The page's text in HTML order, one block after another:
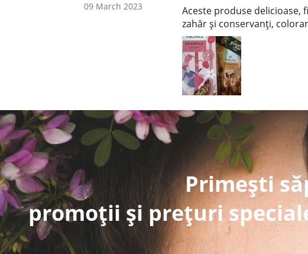
09 March 2023
Aceste produse delicioase,
zahăr și conservanți,
Primești
promoții și prețuri